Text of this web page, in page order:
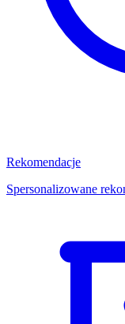
Rekomendacje
Spersonalizowane